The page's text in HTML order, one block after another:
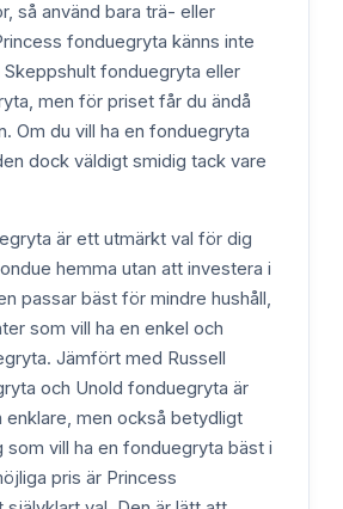
så använd bara trä- eller
fonduegryta känns inte
fonduegryta eller
men för priset får du ändå
Om du vill ha en fonduegryta
dock väldigt smidig tack vare
är ett utmärkt val för dig
hemma utan att investera i
passar bäst för mindre hushåll,
som vill ha en enkel och
Jämfört med Russell
och Unold fonduegryta är
enklare, men också betydligt
som vill ha en fonduegryta bäst i
pris är Princess